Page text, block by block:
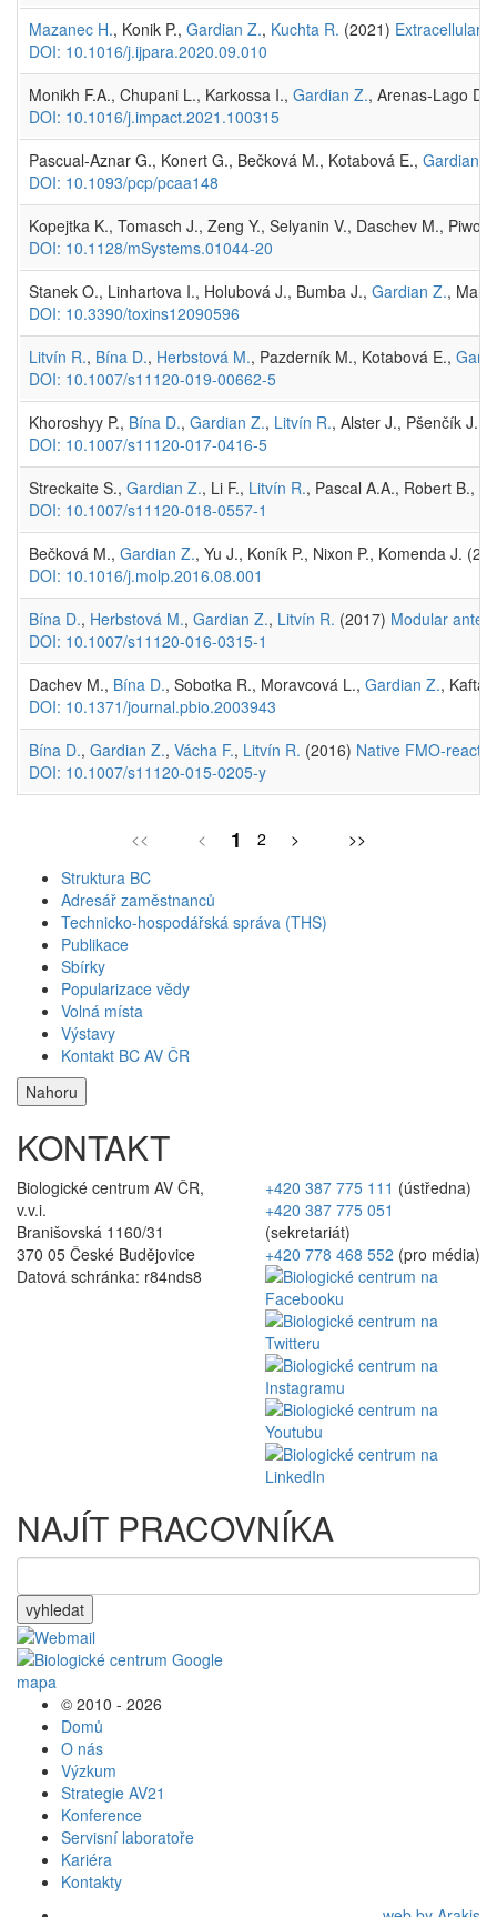
Mazanec H., Konik P., Gardian Z., Kuchta R. (2021) Extracellular
DOI: 10.1016/j.ijpara.2020.09.010
Monikh F.A., Chupani L., Karkossa I., Gardian Z., Arenas-Lago
DOI: 10.1016/j.impact.2021.100315
Pascual-Aznar G., Konert G., Bečková M., Kotabová E., Gardian Z.
DOI: 10.1093/pcp/pcaa148
Kopejtka K., Tomasch J., Zeng Y., Selyanin V., Daschev M.,
DOI: 10.1128/mSystems.01044-20
Stanek O., Linhartova I., Holubová J., Bumba J., Gardian Z.,
DOI: 10.3390/toxins12090596
Litvín R., Bína D., Herbstová M., Pazderník M., Kotabová E.,
DOI: 10.1007/s11120-019-00662-5
Khoroshyy P., Bína D., Gardian Z., Litvín R., Alster J., Pšenčík J.
DOI: 10.1007/s11120-017-0416-5
Streckaite S., Gardian Z., Li F., Litvín R., Pascal A.A., Robert B.,
DOI: 10.1007/s11120-018-0557-1
Bečková M., Gardian Z., Yu J., Koník P., Nixon P., Komenda J.
DOI: 10.1016/j.molp.2016.08.001
Bína D., Herbstová M., Gardian Z., Litvín R. (2017) Modular
DOI: 10.1007/s11120-016-0315-1
Dachev M., Bína D., Sobotka R., Moravcová L., Gardian Z.,
DOI: 10.1371/journal.pbio.2003943
Bína D., Gardian Z., Vácha F., Litvín R. (2016) Native FMO-
DOI: 10.1007/s11120-015-0205-y
<< < 1 2 >
>>
Struktura BC
Adresář zaměstnanců
Technicko-hospodářská správa (THS)
Publikace
Sbírky
Popularizace vědy
Volná místa
Výstavy
Kontakt BC AV ČR
Nahoru
KONTAKT
Biologické centrum AV ČR,
v.v.i.
Branišovská 1160/31
370 05 České Budějovice
Datová schránka: r84nds8
+420 387 775 111 (ústředna)
+420 387 775 051
(sekretariát)
+420 778 468 552 (pro média)
NAJÍT PRACOVNÍKA
vyhledat
© 2010 - 2026
Domů
O nás
Výzkum
Strategie AV21
Konference
Servisní laboratoře
Kariéra
Kontakty